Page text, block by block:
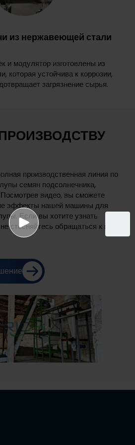
из нержавеющей стали
и модулятор изготовлены из
которая устойчива к коррозии,
загрязнение сырья.
производственная линия по
семян подсолнечника,
видео, вы сможете
эффекты нашей машины для
Если вы хотите узнать
стесняйтесь обращаться к нам.